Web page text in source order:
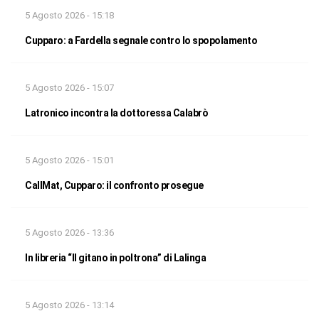
5 Agosto 2026 - 15:18
Cupparo: a Fardella segnale contro lo spopolamento
5 Agosto 2026 - 15:07
Latronico incontra la dottoressa Calabrò
5 Agosto 2026 - 15:01
CallMat, Cupparo: il confronto prosegue
5 Agosto 2026 - 13:36
In libreria “Il gitano in poltrona” di Lalinga
5 Agosto 2026 - 13:14